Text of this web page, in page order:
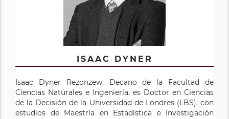
ISAAC DYNER
Isaac Dyner Rezonzew, Decano de la Facultad de
Ciencias Naturales e Ingeniería, es Doctor en Ciencias
de la Decisión de la Universidad de Londres (LBS); con
estudios de Maestría en Estadística e Investigación